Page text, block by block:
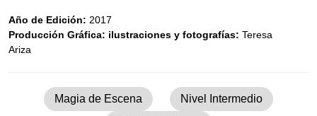
Año de Edición: 2017
Producción Gráfica: ilustraciones y fotografías: Teresa
Ariza
Magia de Escena
Nivel Intermedio